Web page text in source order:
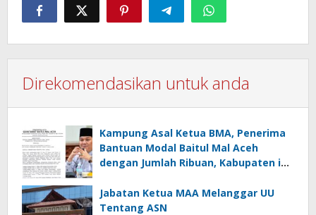
Direkomendasikan untuk anda
Kampung Asal Ketua BMA, Penerima
Bantuan Modal Baitul Mal Aceh
dengan Jumlah Ribuan, Kabupaten ini
Jabatan Ketua MAA Melanggar UU
Tentang ASN